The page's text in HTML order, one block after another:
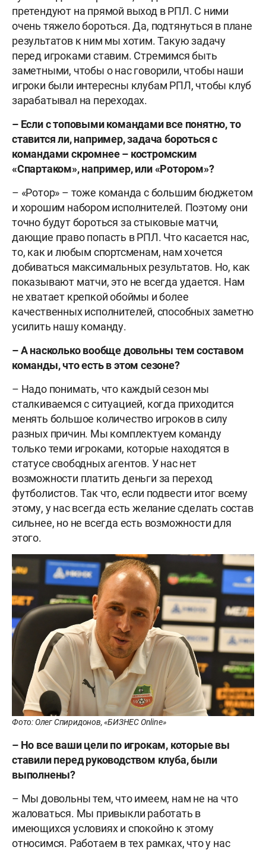
претендуют на прямой выход в РПЛ. С ними
очень тяжело бороться. Да, подтянуться в плане
результатов к ним мы хотим. Такую задачу
перед игроками ставим. Стремимся быть
заметными, чтобы о нас говорили, чтобы наши
игроки были интересны клубам РПЛ, чтобы клуб
зарабатывал на переходах.
– Если с топовыми командами все понятно, то
ставится ли, например, задача бороться с
командами скромнее – костромским
«Спартаком», например, или «Ротором»?
– «Ротор» – тоже команда с большим бюджетом
и хорошим набором исполнителей. Поэтому они
точно будут бороться за стыковые матчи,
дающие право попасть в РПЛ. Что касается нас,
то, как и любым спортсменам, нам хочется
добиваться максимальных результатов. Но, как
показывают матчи, это не всегда удается. Нам
не хватает крепкой обоймы и более
качественных исполнителей, способных заметно
усилить нашу команду.
– А насколько вообще довольны тем составом
команды, что есть в этом сезоне?
– Надо понимать, что каждый сезон мы
сталкиваемся с ситуацией, когда приходится
менять большое количество игроков в силу
разных причин. Мы комплектуем команду
только теми игроками, которые находятся в
статусе свободных агентов. У нас нет
возможности платить деньги за переход
футболистов. Так что, если подвести итог всему
этому, у нас всегда есть желание сделать состав
сильнее, но не всегда есть возможности для
этого.
Фото: Олег Спиридонов, «БИЗНЕС Online»
– Но все ваши цели по игрокам, которые вы
ставили перед руководством клуба, были
выполнены?
– Мы довольны тем, что имеем, нам не на что
жаловаться. Мы привыкли работать в
имеющихся условиях и спокойно к этому
относимся. Работаем в тех рамках, что у нас